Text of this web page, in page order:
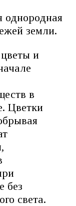
однородная
земли.
и
в
Цветки
без
света.